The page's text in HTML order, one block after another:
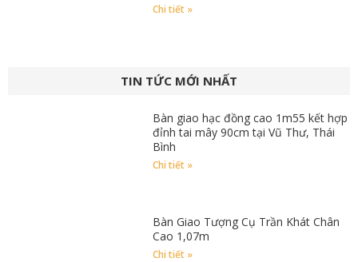
Chi tiết »
TIN TỨC MỚI NHẤT
Bàn giao hạc đồng cao 1m55 kết hợp
đỉnh tai mây 90cm tại Vũ Thư, Thái
Bình
Chi tiết »
Bàn Giao Tượng Cụ Trần Khát Chân
Cao 1,07m
Chi tiết »